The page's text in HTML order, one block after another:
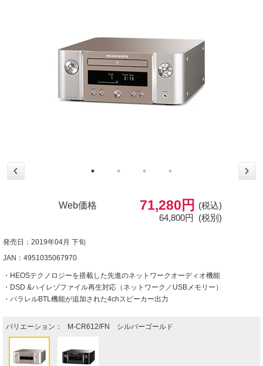
Web価格 71,280円
(税込)
64,800円 (税別)
発売日：2019年04月 下旬
JAN：4951035067970
・HEOSテクノロジーを搭載した先進のネットワークオーディオ機能
・DSD &ハイレゾファイル再生対応（ネットワーク／USBメモリー）
・パラレルBTL機能が追加された4chスピーカー出力
バリエーション： M-CR612/FN シルバーゴールド